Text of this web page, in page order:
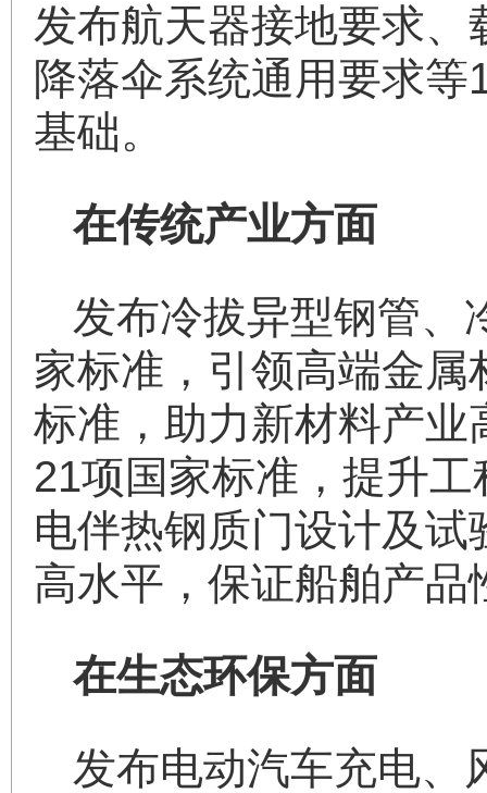
发布航天器接地要求
降落伞系统通用要求
基础。
在传统产业方面
发布冷拔异型钢管、
家标准，引领高端金
标准，助力新材料产
21项国家标准，提升
电伴热钢质门设计及
高水平，保证船舶产品
在生态环保方面
发布电动汽车充电、